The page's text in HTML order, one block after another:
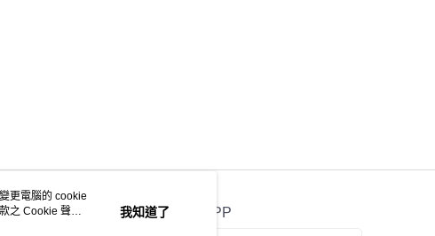
官方APP
更電腦的 cookie
之 Cookie 聲明
我知道了